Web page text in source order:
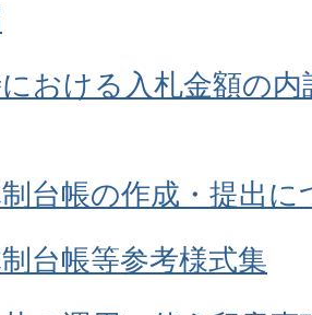
おける入札金額の
台帳の作成・提出に
台帳等参考様式集